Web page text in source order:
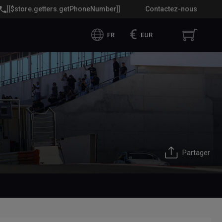
[[$store.getters.getPhoneNumber]] Contactez-nous
FR € EUR
Partager